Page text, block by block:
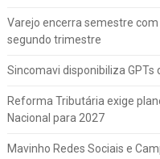
Varejo encerra semestre
segundo trimestre
Sincomavi disponibiliza GPTs
Reforma Tributária exige
Nacional para 2027
Mavinho Redes Sociais e